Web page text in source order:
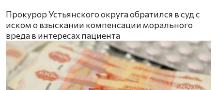
Прокурор Устьянского округа обратился в суд с
иском о взыскании компенсации морального
вреда в интересах пациента